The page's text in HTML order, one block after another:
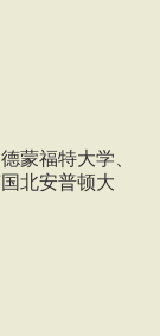
蒙福特大学、
北安普顿大